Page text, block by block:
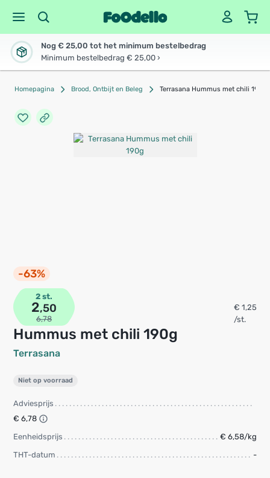
Nog € 25,00 tot het minimum bestelbedrag
Minimum bestelbedrag € 25,00 ›
Homepagina Brood, Ontbijt en Beleg Terrasana Hummus met chili 190g
-63%
Hummus met chili 190g
Terrasana
2 st.
2,50
6,78
€ 1,25
/st.
Niet op voorraad
Adviesprijs
€ 6,78
Eenheidsprijs
€ 6,58/kg
THT-datum
-